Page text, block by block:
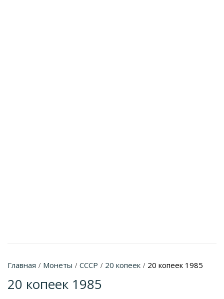
Главная / Монеты / СССР / 20 копеек / 20 копеек 1985
20 копеек 1985